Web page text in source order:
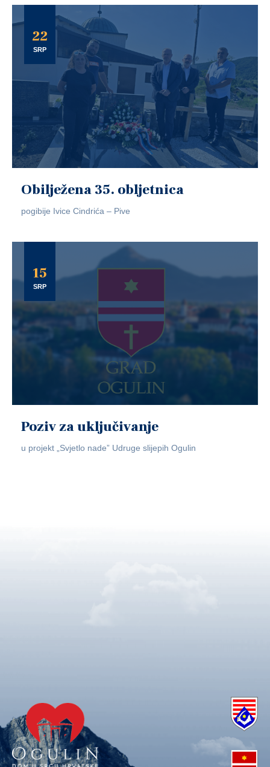
22
SRP
Obilježena 35. obljetnica
pogibije Ivice Cindrića – Pive
15
SRP
Poziv za uključivanje
u projekt „Svjetlo nade” Udruge slijepih Ogulin